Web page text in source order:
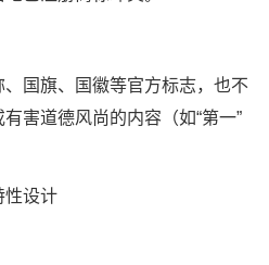
国旗、国徽等官方标志，也不
害道德风尚的内容（如“第一”
设计